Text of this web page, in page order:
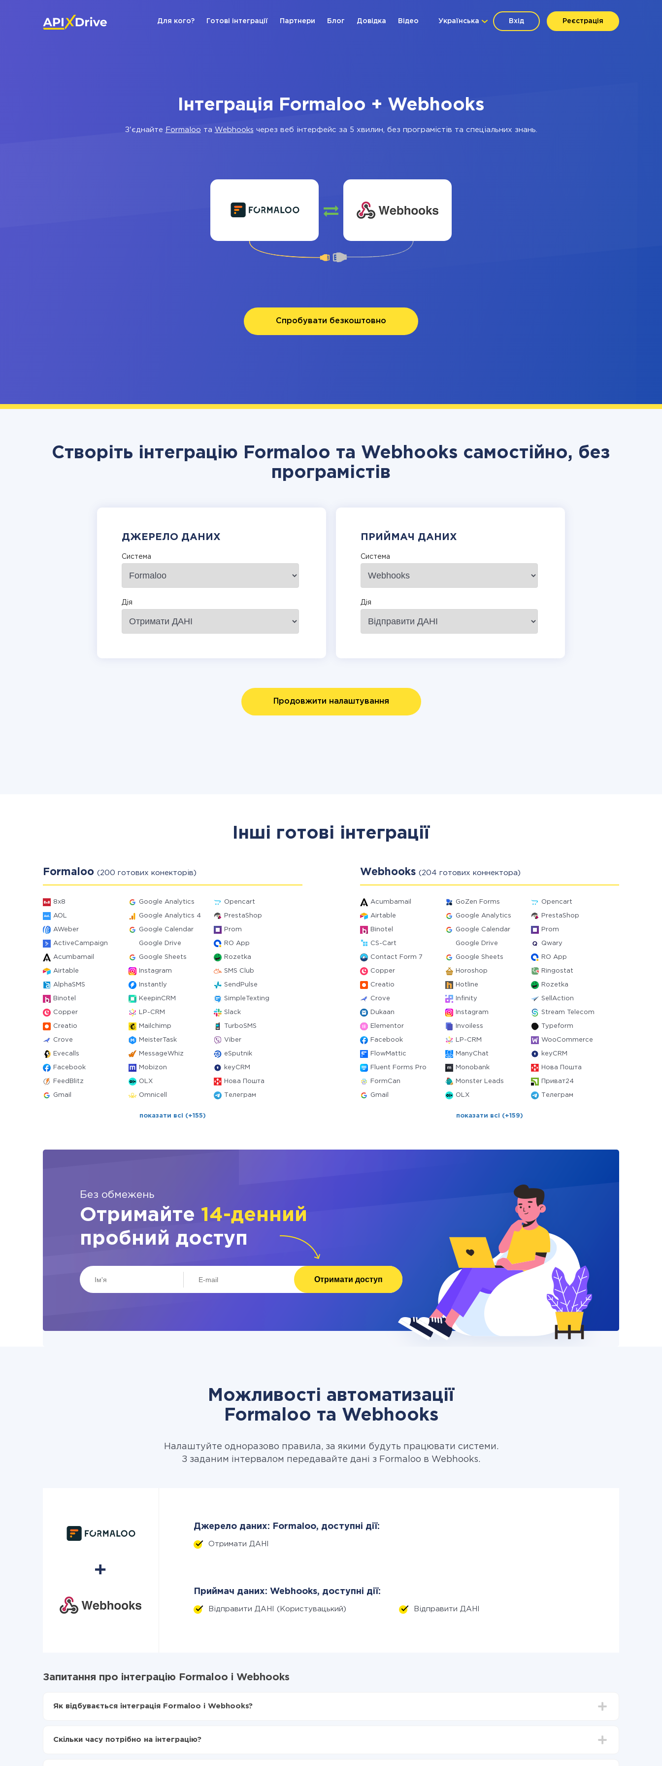
Вхід Реєстрація
Українська
Для кого? Готові інтеграції Партнери Блог Довідка Відео
Інтеграція Formaloo + Webhooks
З'єднайте Formaloo та Webhooks через веб інтерфейс за 5 хвилин, без програмістів та спеціальних знань.
Спробувати безкоштовно
Створіть інтеграцію Formaloo та Webhooks самостійно, без
програмістів
ДЖЕРЕЛО ДАНИХ
Система
Дія
ПРИЙМАЧ ДАНИХ
Система
Дія
Продовжити налаштування
Інші готові інтеграції
Formaloo (200 готових конекторів)
8x8 Google Analytics Opencart
AOL Google Analytics 4 PrestaShop
AWeber Google Calendar Prom
ActiveCampaign Google Drive RO App
Acumbamail Google Sheets Rozetka
Airtable Instagram SMS Club
AlphaSMS Instantly SendPulse
Binotel KeepinCRM SimpleTexting
Copper LP-CRM Slack
Creatio Mailchimp TurboSMS
Crove MeisterTask Viber
Evecalls MessageWhiz eSputnik
Facebook Mobizon keyCRM
FeedBlitz OLX Нова Пошта
Gmail Omnicell Телеграм
показати всі (+155)
Webhooks (204 готових коннектора)
Acumbamail GoZen Forms Opencart
Airtable Google Analytics PrestaShop
Binotel Google Calendar Prom
CS-Cart Google Drive Qwary
Contact Form 7 Google Sheets RO App
Copper Horoshop Ringostat
Creatio Hotline Rozetka
Crove Infinity SellAction
Dukaan Instagram Stream Telecom
Elementor Invoiless Typeform
Facebook LP-CRM WooCommerce
FlowMattic ManyChat keyCRM
Fluent Forms Pro Monobank Нова Пошта
FormCan Monster Leads Приват24
Gmail OLX Телеграм
показати всі (+159)
Без обмежень
Отримайте 14-денний
пробний доступ
Отримати доступ
Можливості автоматизації
Formaloo та Webhooks
Налаштуйте одноразово правила, за якими будуть працювати системи.
З заданим інтервалом передавайте дані з Formaloo в Webhooks.
Джерело даних: Formaloo, доступні дії:
Отримати ДАНІ
Приймач даних: Webhooks, доступні дії:
Відправити ДАНІ (Користувацький) Відправити ДАНІ
Запитання про інтеграцію Formaloo і Webhooks
Як відбувається інтеграція Formaloo і Webhooks?
Включаєте автооновлення
Скільки часу потрібно на інтеграцію?